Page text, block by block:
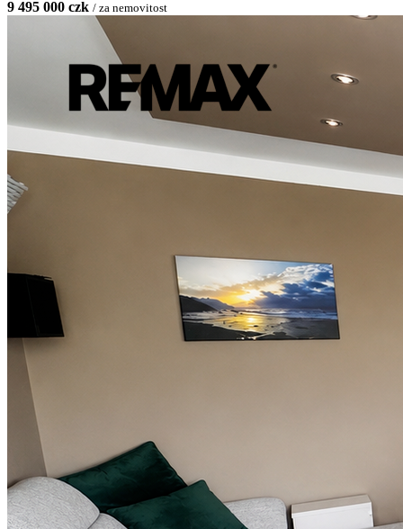
9 495 000 czk / za nemovitost